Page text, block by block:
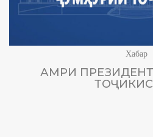
Хабар
АМРИ